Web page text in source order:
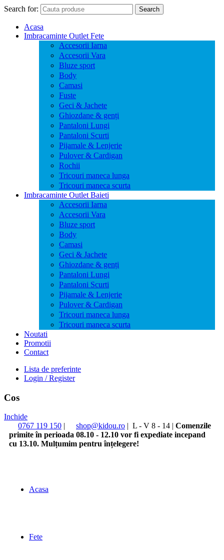
Search for: Search
Acasa
Imbracaminte Outlet Fete
Accesorii Iarna
Accesorii Vara
Bluze sport
Body
Camasi
Fuste
Geci & Jachete
Ghiozdane & genți
Pantaloni Lungi
Pantaloni Scurti
Pijamale & Lenjerie
Pulover & Cardigan
Rochii
Tricouri maneca lunga
Tricouri maneca scurta
Imbracaminte Outlet Baieti
Accesorii Iarna
Accesorii Vara
Bluze sport
Body
Camasi
Geci & Jachete
Ghiozdane & genți
Pantaloni Lungi
Pantaloni Scurti
Pijamale & Lenjerie
Pulover & Cardigan
Tricouri maneca lunga
Tricouri maneca scurta
Noutati
Promotii
Contact
Lista de preferinte
Login / Register
Cos
Inchide
0767 119 150 | shop@kidou.ro | L - V 8 - 14 | Comenzile
primite în perioada 08.10 - 12.10 vor fi expediate incepand
cu 13.10. Mulțumim pentru înțelegere!
Acasa
Fete